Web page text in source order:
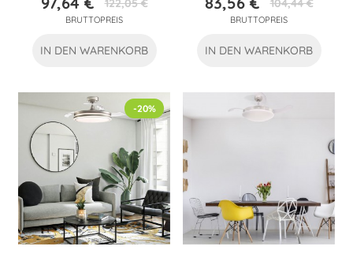
Preis
Verkaufspreis
122,05 €
BRUTTOPREIS
IN DEN WARENKORB
Preis
Verkaufspreis
104,44 €
BRUTTOPREIS
IN DEN WARENKORB
-20%